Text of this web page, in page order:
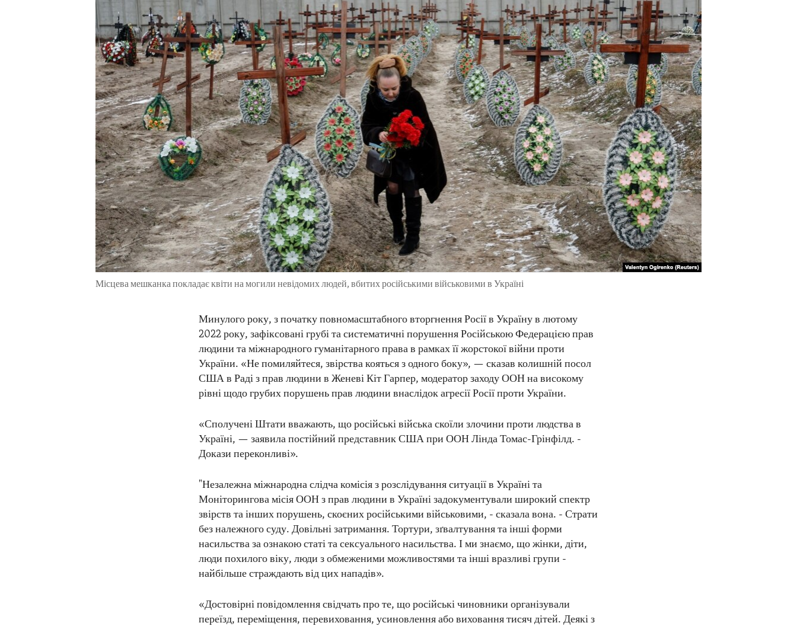
IDEALS AND INSTITUTIONS
Місцева мешканка покладає квіти на могили невідомих людей, вбитих російськими військовими в Україні
Минулого року, з початку повномасштабного вторгнення Росії в Україну в лютому
2022 року, зафіксовані грубі та систематичні порушення Російською Федерацією прав
людини та міжнародного гуманітарного права в рамках її жорстокої війни проти
України. «Не помиляйтеся, звірства кояться з одного боку», — сказав колишній посол
США в Раді з прав людини в Женеві Кіт Гарпер, модератор заходу ООН на високому
рівні щодо грубих порушень прав людини внаслідок агресії Росії проти України.
«Сполучені Штати вважають, що російські війська скоїли злочини проти людства в
Україні, — заявила постійний представник США при ООН Лінда Томас-Грінфілд. -
Докази переконливі».
"Незалежна міжнародна слідча комісія з розслідування ситуації в Україні та
Моніторингова місія ООН з прав людини в Україні задокументували широкий спектр
звірств та інших порушень, скоєних російськими військовими, - сказала вона. - Страти
без належного суду. Довільні затримання. Тортури, зґвалтування та інші форми
насильства за ознакою статі та сексуального насильства. І ми знаємо, що жінки, діти,
люди похилого віку, люди з обмеженими можливостями та інші вразливі групи -
найбільше страждають від цих нападів».
«Достовірні повідомлення свідчать про те, що російські чиновники організували
переїзд, переміщення, перевиховання, усиновлення або виховання тисяч дітей. Деякі з